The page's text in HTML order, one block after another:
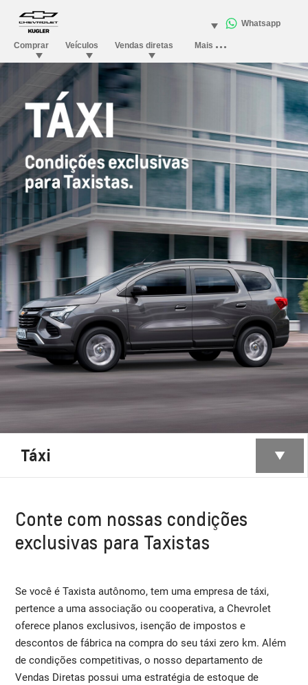
Táxi
Conte com nossas condições
exclusivas para Taxistas
Se você é Taxista autônomo, tem uma empresa de táxi,
pertence a uma associação ou cooperativa, a Chevrolet
oferece planos exclusivos, isenção de impostos e
descontos de fábrica na compra do seu táxi zero km. Além
de condições competitivas, o nosso departamento de
Vendas Diretas possui uma estratégia de estoque de